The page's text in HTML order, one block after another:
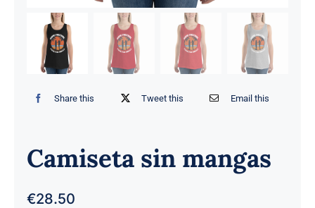
Share this Tweet this Email this
Camiseta sin mangas
€28.50